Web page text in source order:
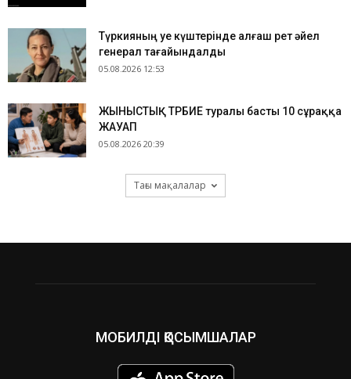
Түркияның Әуе күштерінде алғаш рет әйел
генерал тағайындалды
05.08.2026 12:53
ЖЫНЫСТЫҚ ТӘРБИЕ туралы басты 10 сұраққа
ЖАУАП
05.08.2026 20:39
Тағы мақалалар
МОБИЛДІ ҚОСЫМШАЛАР